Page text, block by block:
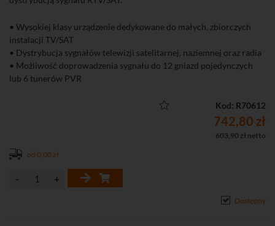
• Wysokiej klasy urządzenie dedykowane do małych, zbiorczych
instalacji TV/SAT
• Dystrybucja sygnałów telewizji satelitarnej, naziemnej oraz radia
• Możliwość doprowadzenia sygnału do 12 gniazd pojedynczych
lub 6 tunerów PVR
instalacji
• Separacja pomiędzy wejściami większa niż 30 dB
• Możliwość zasilania przedwzmacniacza w antenie DVB-T/T2
Kod: R70612
742,80 zł
603,90 zł netto
od 0,00 zł
Dostępny